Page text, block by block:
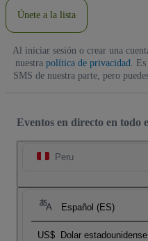
Únete a la lista
Al iniciar sesión o crear una
nuestra política de privacidad .
SMS de nuestra parte, pero
Eventos en directo en todo
Peru
Español (ES)
US$ Dolar estadounidense